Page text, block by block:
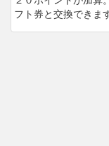
フト券と交換できま